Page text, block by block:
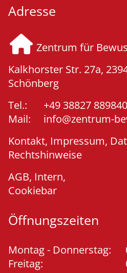
Adresse
Zentrum für
Kalkhorster Str. 27a,
Schönberg
Tel.:
+49 38827 889840
Mail:
info@zentrum-
Kontakt, Impressum,
Rechtshinweise
AGB, Intern,
Cookiebar
Öffnungszeiten
Montag - Donnerstag:
Freitag: